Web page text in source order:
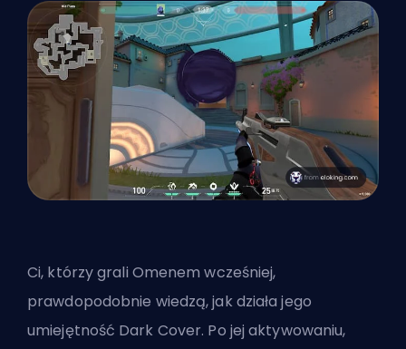
Ci, którzy grali Omenem wcześniej,
prawdopodobnie wiedzą, jak działa jego
umiejętność Dark Cover. Po jej aktywowaniu,